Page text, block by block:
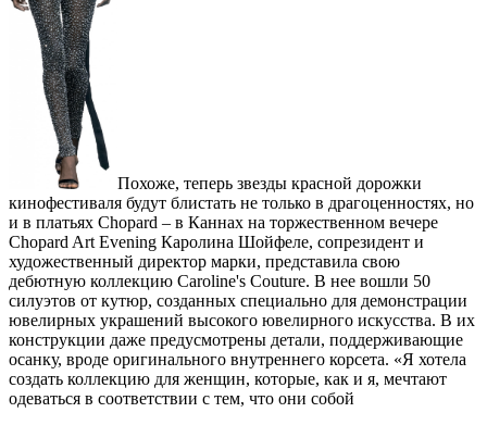
Похоже, теперь звезды красной дорожки
кинофестиваля будут блистать не только в драгоценностях, но
и в платьях Chopard – в Каннах на торжественном вечере
Chopard Art Evening Каролина Шойфеле, сопрезидент и
художественный директор марки, представила свою
дебютную коллекцию Caroline's Couture. В нее вошли 50
силуэтов от кутюр, созданных специально для демонстрации
ювелирных украшений высокого ювелирного искусства. В их
конструкции даже предусмотрены детали, поддерживающие
осанку, вроде оригинального внутреннего корсета. «Я хотела
создать коллекцию для женщин, которые, как и я, мечтают
одеваться в соответствии с тем, что они собой